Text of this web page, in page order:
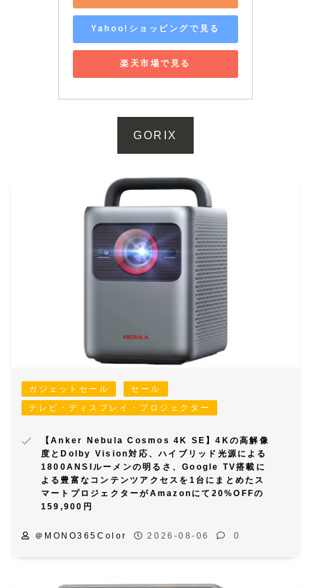
Yahoo!ショッピングで見る
楽天市場で見る
GORIX
ガジェットセール
セール
テレビ・ディスプレイ・プロジェクター
【Anker Nebula Cosmos 4K SE】4Kの高解像
度とDolby Vision対応、ハイブリッド光源による
1800ANSIルーメンの明るさ、Google TV搭載に
よる豊富なコンテンツアクセスを1台にまとめたス
マートプロジェクターがAmazonにて20%OFFの
159,900円
＠MONO365Color 2026-08-06 0